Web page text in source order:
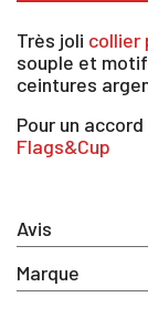
Avis
Marque
Très joli collier
souple et
ceintures
Pour un
Flags&Cup
Vous devez